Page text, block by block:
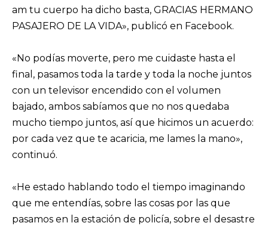
am tu cuerpo ha dicho basta, GRACIAS HERMANO
PASAJERO DE LA VIDA», publicó en Facebook.
«No podías moverte, pero me cuidaste hasta el
final, pasamos toda la tarde y toda la noche juntos
con un televisor encendido con el volumen
bajado, ambos sabíamos que no nos quedaba
mucho tiempo juntos, así que hicimos un acuerdo:
por cada vez que te acaricia, me lames la mano»,
continuó.
«He estado hablando todo el tiempo imaginando
que me entendías, sobre las cosas por las que
pasamos en la estación de policía, sobre el desastre